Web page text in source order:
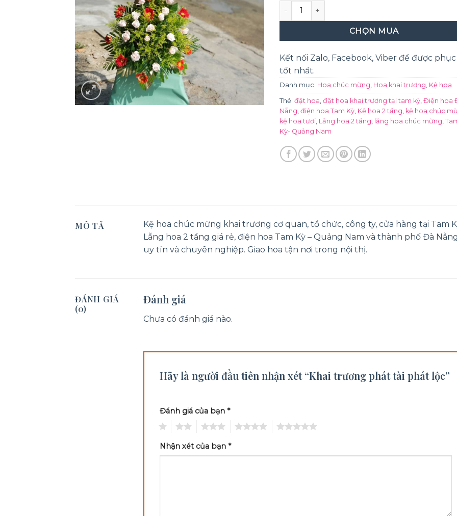
Khai trương phát tài phát lộc số lượng
CHỌN MUA
Kết nối Zalo, Facebook, Viber để được
tốt nhất.
Danh mục: Hoa chúc mừng Hoa khai trương Kệ hoa
Thẻ: đặt hoa đặt hoa khai trương tại tam kỳ, Điện hoa
Nẵng điện hoa Tam Kỳ, Kệ hoa 2 tầng kệ hoa chúc
kệ hoa tươi, Lẵng hoa 2 tầng lẵng hoa chúc mừng
Kỳ- Quảng Nam
MÔ TẢ
Kệ hoa chúc mừng khai trương cơ quan, tổ chức, công ty, cửa hàng tại Tam
Lẵng hoa 2 tầng giá rẻ, điện hoa Tam Kỳ – Quảng Nam và thành phố Đà
uy tín và chuyên nghiệp. Giao hoa tận nơi trong nội thị.
ĐÁNH GIÁ
(0)
Đánh giá
Chưa có đánh giá nào.
Hãy là người đầu tiên nhận xét “Khai trương phát tài phát lộc”
Đánh giá của bạn *
Nhận xét của bạn *